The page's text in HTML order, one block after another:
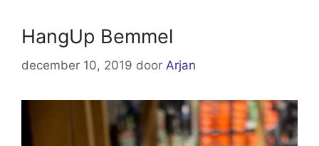
HangUp Bemmel
december 10, 2019 door Arjan